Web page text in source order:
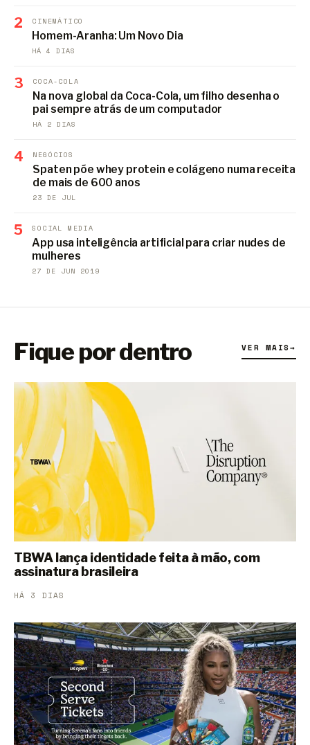
2 CINEMÁTICO
Homem-Aranha: Um Novo Dia
HÁ 4 DIAS
3 COCA-COLA
Na nova global da Coca-Cola, um filho desenha o
pai sempre atrás de um computador
HÁ 2 DIAS
4 NEGÓCIOS
Spaten põe whey protein e colágeno numa receita
de mais de 600 anos
23 DE JUL
5 SOCIAL MEDIA
App usa inteligência artificial para criar nudes de
mulheres
27 DE JUN 2019
Fique por dentro VER MAIS→
TBWA lança identidade feita à mão, com
assinatura brasileira
HÁ 3 DIAS